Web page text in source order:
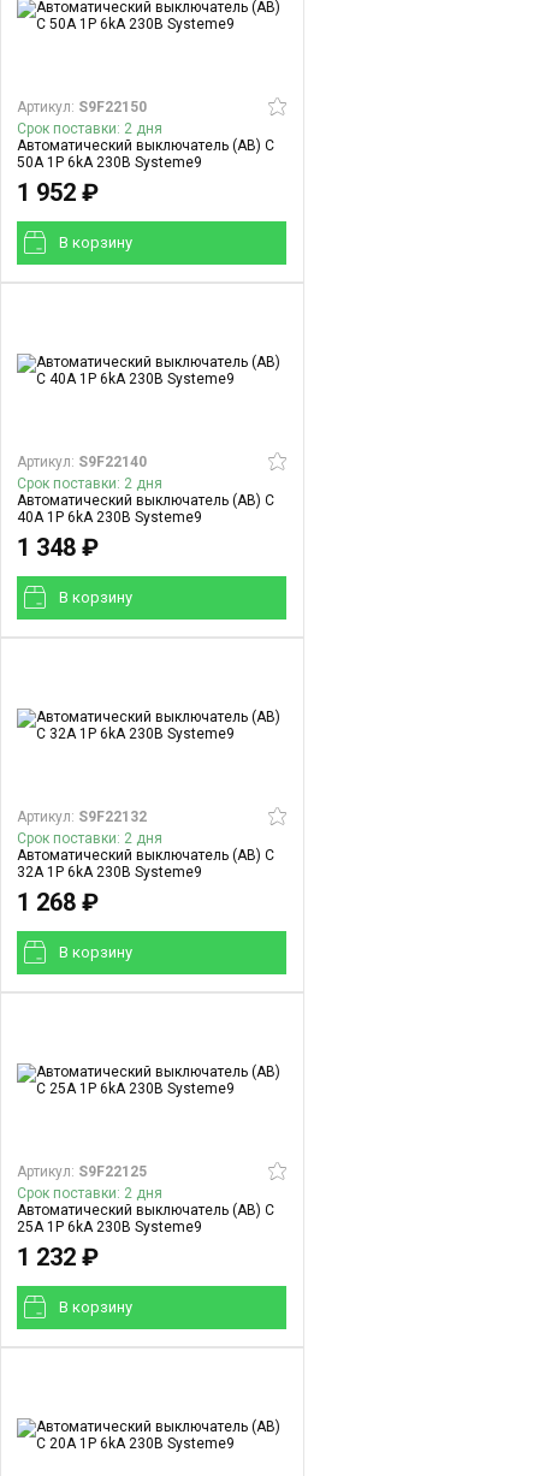
Артикул: S9F22150
Срок поставки: 2 дня
Автоматический выключатель (АВ) C
50A 1P 6kA 230В Systeme9
1 952 ₽
В корзинy
Артикул: S9F22140
Срок поставки: 2 дня
Автоматический выключатель (АВ) C
40A 1P 6kA 230В Systeme9
1 348 ₽
В корзинy
Артикул: S9F22132
Срок поставки: 2 дня
Автоматический выключатель (АВ) C
32A 1P 6kA 230В Systeme9
1 268 ₽
В корзинy
Артикул: S9F22125
Срок поставки: 2 дня
Автоматический выключатель (АВ) C
25A 1P 6kA 230В Systeme9
1 232 ₽
В корзинy